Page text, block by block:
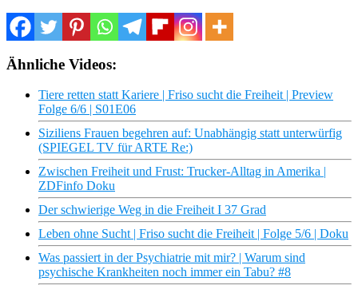
Ähnliche Videos:
Tiere retten statt Kariere | Friso sucht die Freiheit | Preview
Folge 6/6 | S01E06
Siziliens Frauen begehren auf: Unabhängig statt unterwürfig
(SPIEGEL TV für ARTE Re:)
Zwischen Freiheit und Frust: Trucker-Alltag in Amerika |
ZDFinfo Doku
Der schwierige Weg in die Freiheit I 37 Grad
Leben ohne Sucht | Friso sucht die Freiheit | Folge 5/6 | Doku
Was passiert in der Psychiatrie mit mir? | Warum sind
psychische Krankheiten noch immer ein Tabu? #8